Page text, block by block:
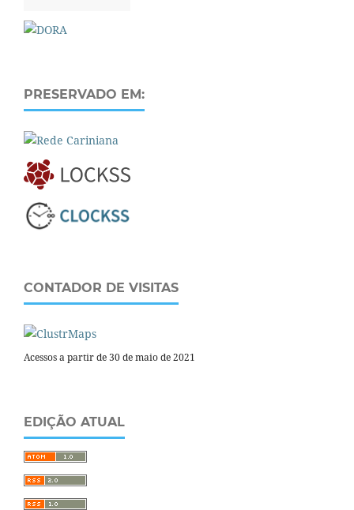
PRESERVADO EM:
CONTADOR DE VISITAS
Acessos a partir de 30 de maio de 2021
EDIÇÃO ATUAL